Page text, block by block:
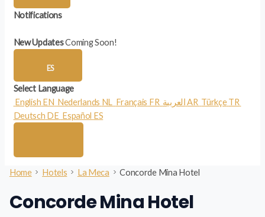
Notifications
New UpdatesComing Soon!
ES
Select Language
English EN Nederlands NL Français FR العربية AR Türkçe TR
Deutsch DE Español ES
Home Hotels La Meca Concorde Mina Hotel
Concorde Mina Hotel